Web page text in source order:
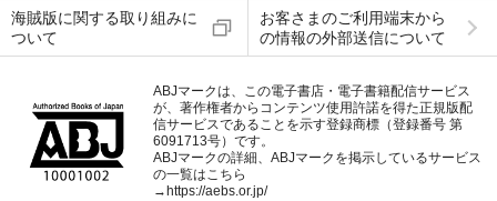
海賊版に関する取り組みに
ついて
お客さまのご利用端末から
の情報の外部送信について
ABJマークは、この電子書店・電子書籍配信サービス
が、著作権者からコンテンツ使用許諾を得た正規版配
信サービスであることを示す登録商標（登録番号 第
6091713号）です。
ABJマークの詳細、ABJマークを掲示しているサービス
の一覧はこちら
→ https://aebs.or.jp/